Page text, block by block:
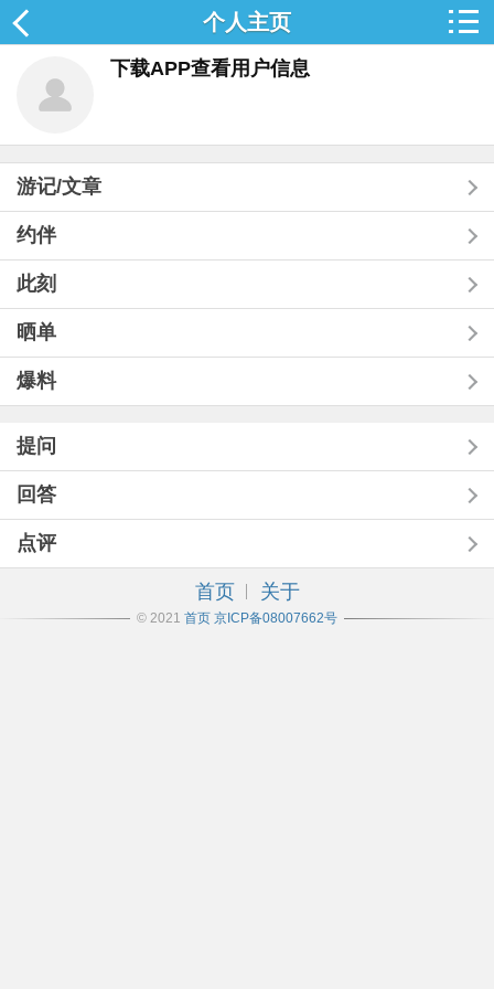
个人主页
下载APP查看用户信息
游记/文章
约伴
此刻
晒单
爆料
提问
回答
点评
首页 关于
© 2021 首页 京ICP备08007662号